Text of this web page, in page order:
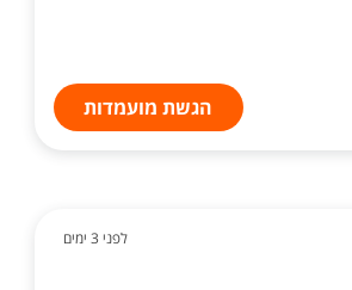
הגשת מועמדות
לפני 3 ימים